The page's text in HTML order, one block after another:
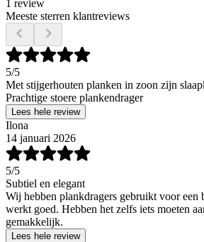
1 review
Meeste sterren klantreviews
5/5
Met stijgerhouten planken in zoon zijn
Prachtige stoere plankendrager
Lees hele review
Ilona
14 januari 2026
5/5
Subtiel en elegant
Wij hebben plankdragers gebruikt voor een
werkt goed. Hebben het zelfs iets moeten
gemakkelijk.
Lees hele review